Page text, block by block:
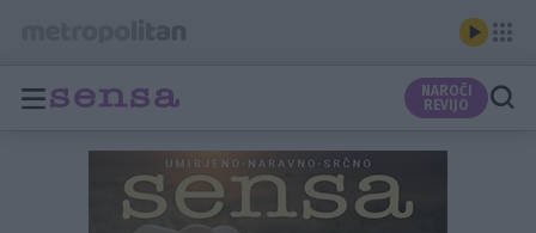
NAROČI
REVIJO